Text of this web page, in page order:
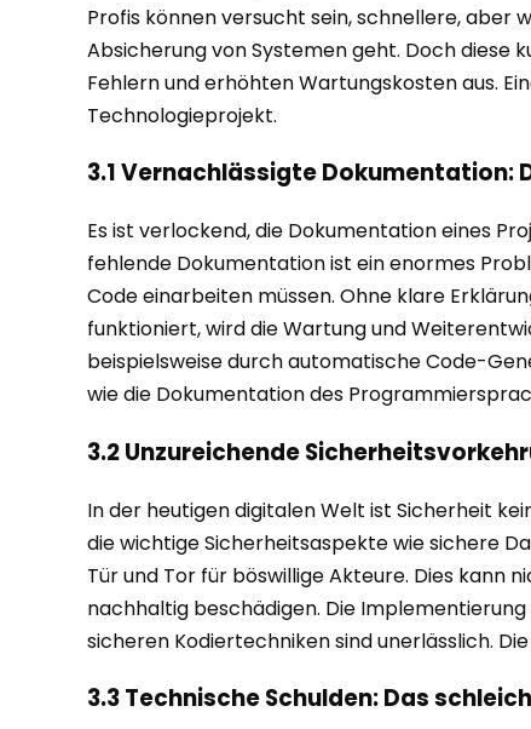
Profis können versucht sein, schnellere, aber
Absicherung von Systemen geht. Doch diese
Fehlern und erhöhten Wartungskosten aus.
Technologieprojekt.
3.1 Vernachlässigte Dokumentation:
Es ist verlockend, die Dokumentation eines
fehlende Dokumentation ist ein enormes
Code einarbeiten müssen. Ohne klare
funktioniert, wird die Wartung und
beispielsweise durch automatische Code-
wie die Dokumentation des
3.2 Unzureichende
In der heutigen digitalen Welt ist Sicherheit
die wichtige Sicherheitsaspekte wie sichere
Tür und Tor für böswillige Akteure. Dies kann
nachhaltig beschädigen. Die
sicheren Kodiertechniken sind unerlässlich.
3.3 Technische Schulden: Das